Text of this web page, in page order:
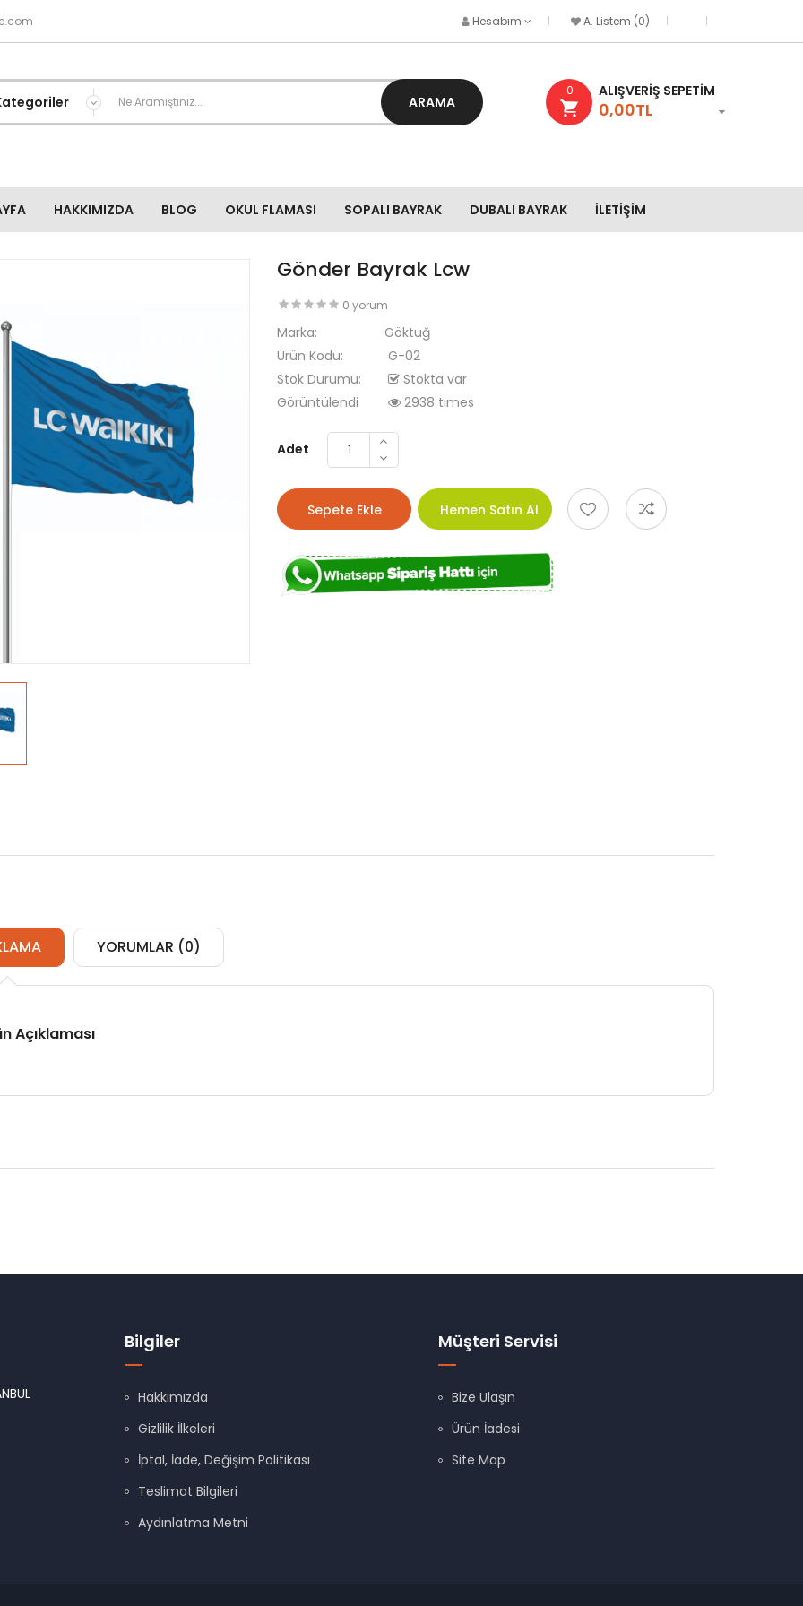
Hesabım A. Listem (0)
ARAMA
ALIŞVERIŞ SEPETIM
0
0,00TL
HAKKIMIZDA BLOG OKUL FLAMASI SOPALI BAYRAK DUBALI BAYRAK İLETIŞIM
Gönder Bayrak Lcw
0 yorum
Marka:
Göktuğ
Ürün Kodu:
G-02
Stok Durumu:
Stokta var
Görüntülendi
2938 times
Adet
YORUMLAR (0)
Açıklaması
Bilgiler
Hakkımızda
Gizlilik İlkeleri
İptal, İade, Değişim Politikası
Teslimat Bilgileri
Aydınlatma Metni
Müşteri Servisi
Bize Ulaşın
Ürün İadesi
Site Map